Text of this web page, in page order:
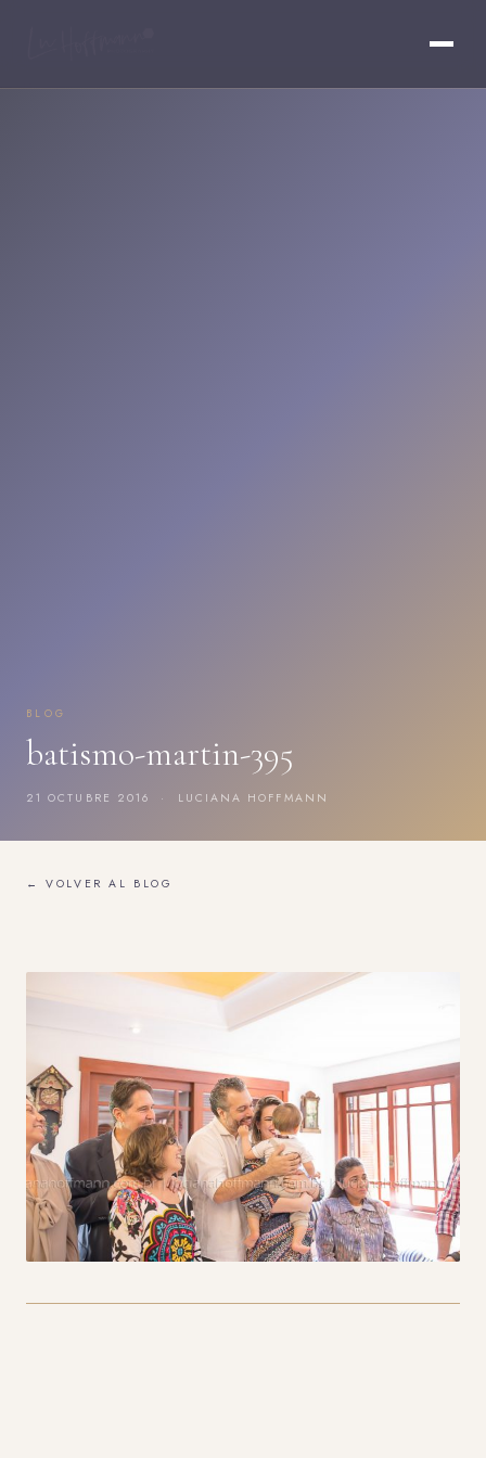
BLOG
batismo-martin-395
21 OCTUBRE 2016 · LUCIANA HOFFMANN
← VOLVER AL BLOG